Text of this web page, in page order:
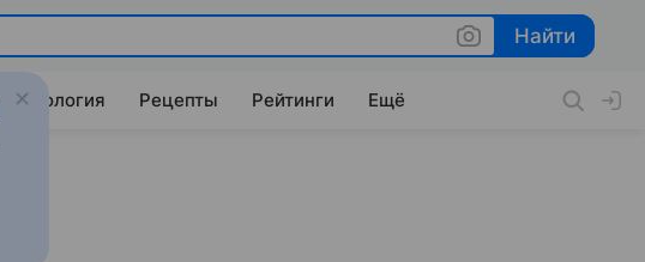
Найти
Найти
Психология Рецепты Рейтинги Ещё